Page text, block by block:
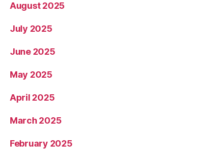
August 2025
July 2025
June 2025
May 2025
April 2025
March 2025
February 2025